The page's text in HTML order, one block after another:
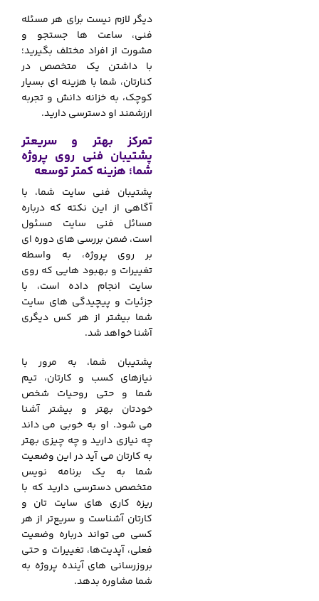
دیگر لازم نیست برای هر مسئله
فنی، ساعت ها جستجو و
مشورت از افراد مختلف بگیرید؛
با داشتن یک متخصص در
کنارتان، شما با هزینه ای بسیار
کوچک، به خزانه دانش و تجربه
ارزشمند او دسترسی دارید.
تمرکز بهتر و سریعتر
پشتیبان فنی روی پروژه
شما؛ هزینه کمتر توسعه
پشتیبان فنی سایت شما، با
آگاهی از این نکته که درباره
مسائل فنی سایت مسئول
است، ضمن بررسی‌ های دوره ای
بر روی پروژه، به واسطه
تغییرات و بهبود هایی که روی
سایت انجام داده است، با
جزئیات و پیچیدگی های سایت
شما بیشتر از هر کس دیگری
آشنا خواهد شد.
پشتیبان شما، به مرور با
نیازهای کسب و کارتان، تیم
شما و حتی روحیات شخص
خودتان بهتر و بیشتر آشنا
می شود. او به خوبی می‌ داند
چه نیازی دارید و چه چیزی بهتر
به کارتان می‌.آید در این وضعیت
شما به یک برنامه نویس
متخصص دسترسی دارید که با
ریزه کاری های سایت تان و
کارتان آشناست و سریع‌تر از هر
کسی می‌ تواند درباره وضعیت
فعلی، آپدیت‌ها، تغییرات و حتی
بروزرسانی های آینده پروژه به
شما مشاوره بدهد.